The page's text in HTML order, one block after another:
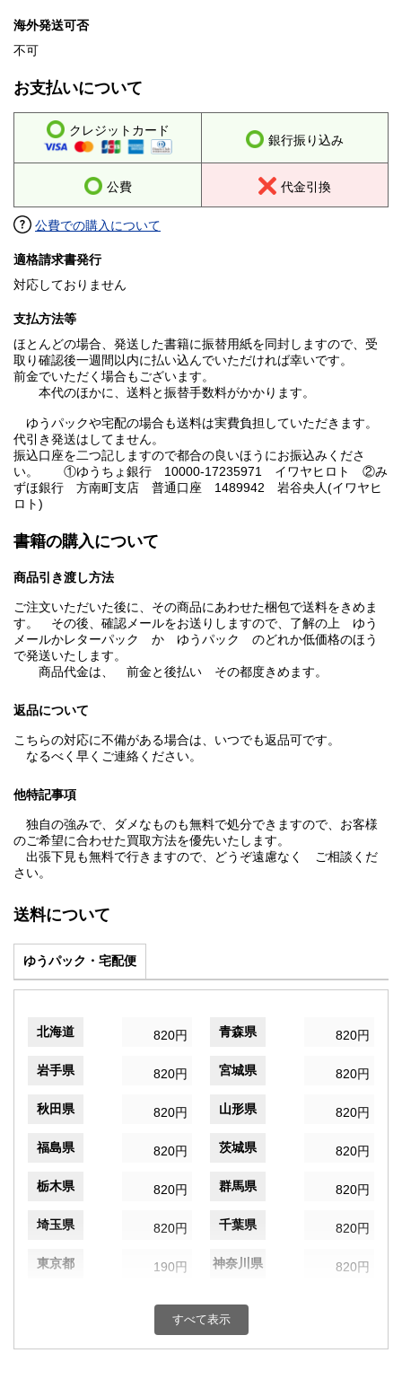
海外発送可否
不可
お支払いについて
クレジットカード
銀行振り込み
公費 代金引換
公費での購入について
適格請求書発行
対応しておりません
支払方法等
ほとんどの場合、発送した書籍に振替用紙を同封しますので、受
取り確認後一週間以内に払い込んでいただければ幸いです。
前金でいただく場合もございます。
本代のほかに、送料と振替手数料がかかります。
ゆうパックや宅配の場合も送料は実費負担していただきます。
代引き発送はしてません。
振込口座を二つ記しますので都合の良いほうにお振込みくださ
い。 ①ゆうちょ銀行 10000-17235971 イワヤヒロト ②み
ずほ銀行 方南町支店 普通口座 1489942 岩谷央人(イワヤヒ
ロト)
書籍の購入について
商品引き渡し方法
ご注文いただいた後に、その商品にあわせた梱包で送料をきめま
す。 その後、確認メールをお送りしますので、了解の上 ゆう
メールかレターパック か ゆうパック のどれか低価格のほう
で発送いたします。
商品代金は、 前金と後払い その都度きめます。
返品について
こちらの対応に不備がある場合は、いつでも返品可です。
なるべく早くご連絡ください。
他特記事項
独自の強みで、ダメなものも無料で処分できますので、お客様
のご希望に合わせた買取方法を優先いたします。
出張下見も無料で行きますので、どうぞ遠慮なく ご相談くだ
さい。
送料について
ゆうパック・宅配便
北海道 820円 青森県 820円
岩手県 820円 宮城県 820円
秋田県 820円 山形県 820円
福島県 820円 茨城県 820円
栃木県 820円 群馬県 820円
埼玉県 820円 千葉県 820円
東京都 190円 神奈川県 820円
820円 富山県
すべて表示